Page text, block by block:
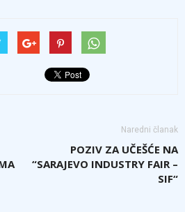
Naredni članak
POZIV ZA UČEŠĆE NA
“SARAJEVO INDUSTRY FAIR –
SIF“